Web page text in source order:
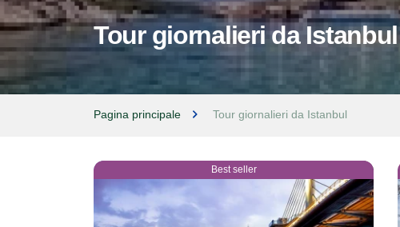
Tour giornalieri da Istanbul
Pagina principale Tour giornalieri da Istanbul
Best seller